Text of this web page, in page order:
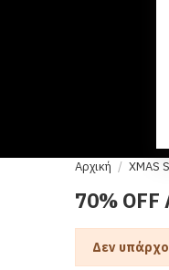
Αρχική XMAS
70% OFF
Δεν